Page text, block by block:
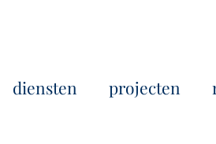
diensten projecten